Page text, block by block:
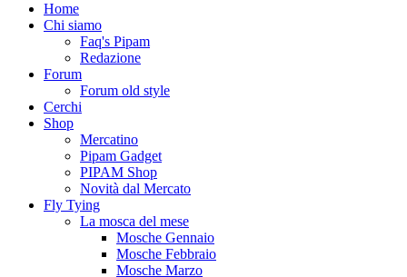
Home
Chi siamo
Faq's Pipam
Redazione
Forum
Forum old style
Cerchi
Shop
Mercatino
Pipam Gadget
PIPAM Shop
Novità dal Mercato
Fly Tying
La mosca del mese
Mosche Gennaio
Mosche Febbraio
Mosche Marzo